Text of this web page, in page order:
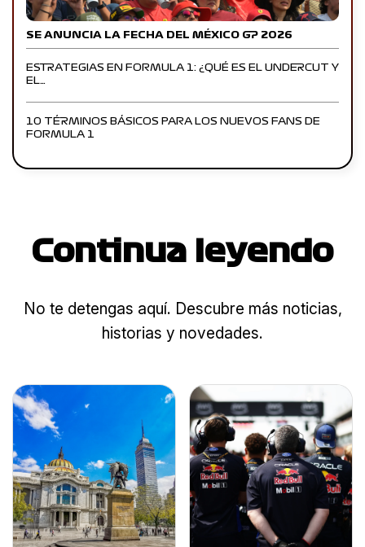
SE ANUNCIA LA FECHA DEL MÉXICO GP 2026
ESTRATEGIAS EN FORMULA 1: ¿QUÉ ES EL UNDERCUT Y
EL…
10 TÉRMINOS BÁSICOS PARA LOS NUEVOS FANS DE
FORMULA 1
Continua leyendo
No te detengas aquí. Descubre más noticias,
historias y novedades.